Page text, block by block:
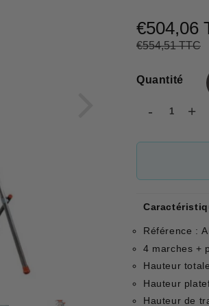
€504,06
€554,51 TTC
Quantité
- +
Référence :
4 marches +
Hauteur
Hauteur
Hauteur de